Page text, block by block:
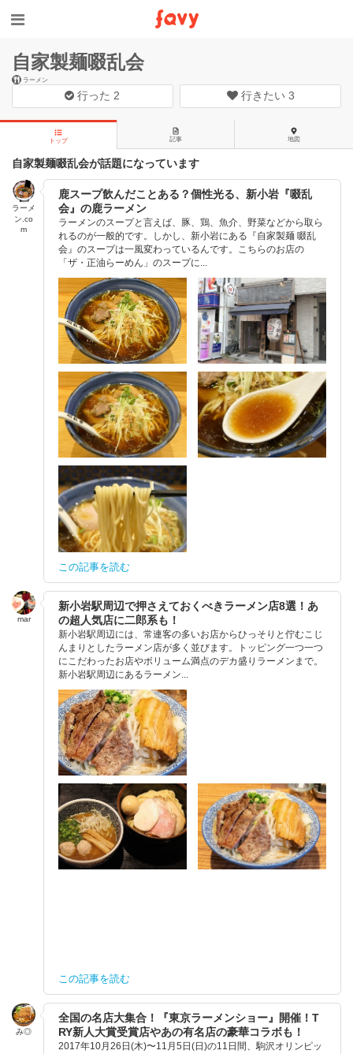
自家製麺啜乱会
ラーメン
行った 2 行きたい 3
トップ 記事 地図
自家製麺啜乱会が話題になっています
ラーメ
ン.co
m
鹿スープ飲んだことある？個性光る、新小岩『啜乱
会』の鹿ラーメン
ラーメンのスープと言えば、豚、鶏、魚介、野菜などから取ら
れるのが一般的です。しかし、新小岩にある『自家製麺 啜乱
会』のスープは一風変わっているんです。こちらのお店の
「ザ・正油らーめん」のスープに...
この記事を読む
mar
新小岩駅周辺で押さえておくべきラーメン店8選！あ
の超人気店に二郎系も！
新小岩駅周辺には、常連客の多いお店からひっそりと佇むこじ
んまりとしたラーメン店が多く並びます。トッピング一つ一つ
にこだわったお店やボリューム満点のデカ盛りラーメンまで。
新小岩駅周辺にあるラーメン...
この記事を読む
み◎
全国の名店大集合！『東京ラーメンショー』開催！T
RY新人大賞受賞店やあの有名店の豪華コラボも！
2017年10月26日(木)〜11月5日(日)の11日間、駒沢オリンピッ